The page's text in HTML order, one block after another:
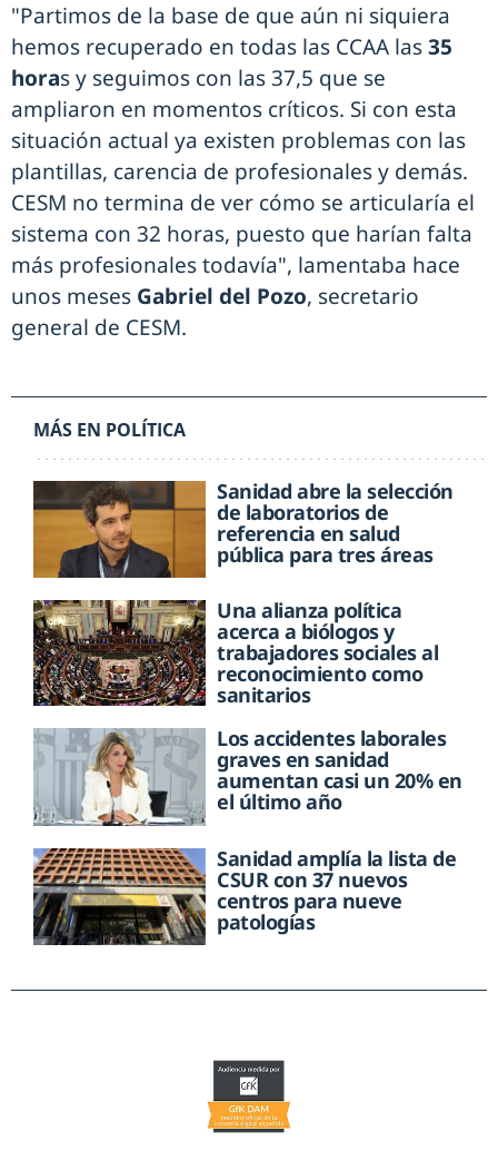
"Partimos de la base de que aún ni siquiera
hemos recuperado en todas las CCAA las35
horas y seguimos con las 37,5 que se
ampliaron en momentos críticos. Si con esta
situación actual ya existen problemas con las
plantillas, carencia de profesionales y demás.
CESM no termina de ver cómo se articularía el
sistema con 32 horas, puesto que harían falta
más profesionales todavía", lamentaba hace
unos meses Gabriel del Pozo, secretario
general de CESM.
MÁS EN POLÍTICA
Sanidad abre la selección
de laboratorios de
referencia en salud
pública para tres áreas
Una alianza política
acerca a biólogos y
trabajadores sociales al
reconocimiento como
sanitarios
Los accidentes laborales
graves en sanidad
aumentan casi un 20% en
el último año
Sanidad amplía la lista de
CSUR con 37 nuevos
centros para nueve
patologías